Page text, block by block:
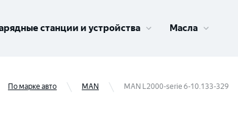
станции и устройства Масла
По марке авто MAN MAN L2000-serie 6-10.133-329